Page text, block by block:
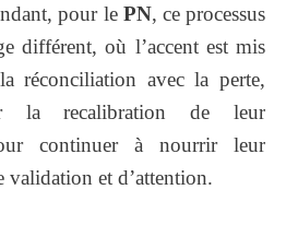
pour le PN, ce processus
différent, où l’accent est mis
réconciliation avec la perte,
la recalibration de leur
continuer à nourrir leur
validation et d’attention.